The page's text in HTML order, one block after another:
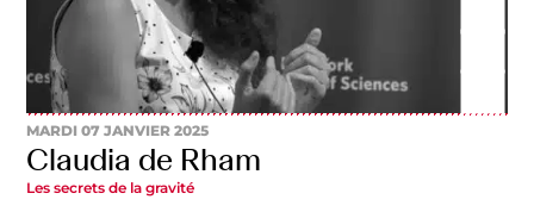
MARDI 07 JANVIER 2025
Claudia de Rham
Les secrets de la gravité